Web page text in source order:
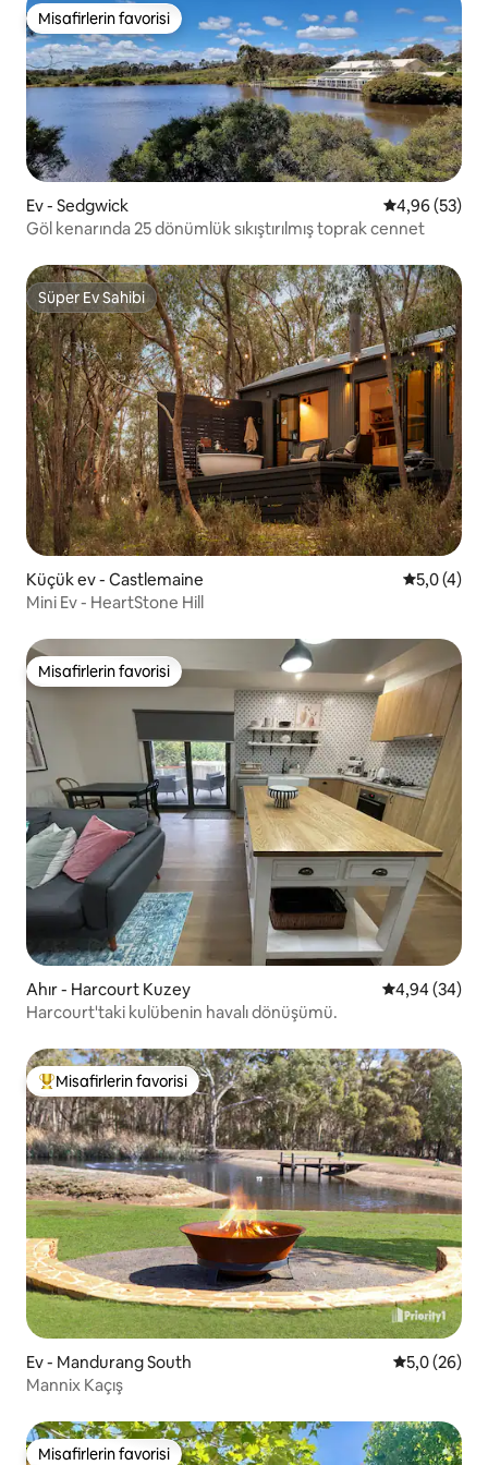
Misafirlerin favorisi
Misafirlerin favorisi
Ev - Sedgwick 5 üzerinden
4,96 (53)
Göl kenarında 25 dönümlük sıkıştırılmış toprak cennet
Süper Ev Sahibi
Süper Ev Sahibi
Küçük ev - Castlemaine 55,0 (4)
Mini Ev - HeartStone Hill
Misafirlerin favorisi
Misafirlerin favorisi
Ahır - Harcourt Kuzey 5 üzerinden
4,94 (34)
Harcourt'taki kulübenin havalı dönüşümü.
Misafirlerin favorilerinden en beğenilenler arasında
Misafirlerin favorisi
Ev - Mandurang South 5 üzerinden
5,0 (26)
Mannix Kaçış
Misafirlerin favorisi